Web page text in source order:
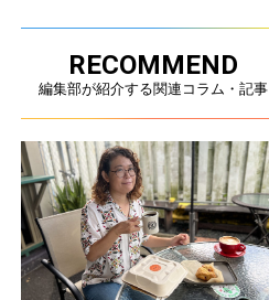
RECOMMEND
編集部が紹介する関連コラム・記事